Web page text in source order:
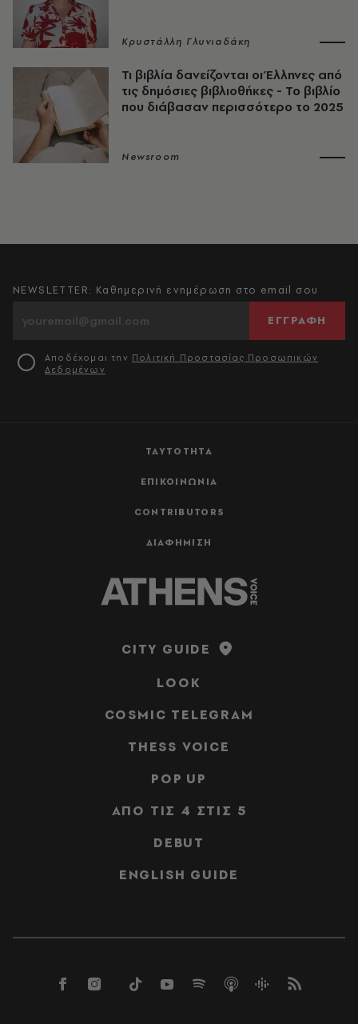
Κρυστάλλη Γλυνιαδάκη
Τι βιβλία δανείζονται οι Έλληνες από
τις δημόσιες βιβλιοθήκες - Το βιβλίο
που διάβασαν περισσότερο το 2025
Newsroom
ΤΑΥΤΟΤΗΤΑ
ΕΠΙΚΟΙΝΩΝΙΑ
CONTRIBUTORS
ΔΙΑΦΗΜΙΣΗ
NEWSLETTER: Καθημερινή ενημέρωση στο email σου
ΕΓΓΡΑΦΗ
Αποδέχομαι την Πολιτική Προστασίας Προσωπικών
Δεδομένων
CITY GUIDE
LOOK
COSMIC TELEGRAM
THESS VOICE
POP UP
ΑΠΟ ΤΙΣ 4 ΣΤΙΣ 5
DEBUT
ENGLISH GUIDE